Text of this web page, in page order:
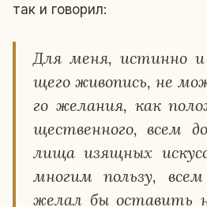
так и го­во­рил:
Для меня, ис­тин­но
ще­го жи­во­пись, не
го же­ла­ния, как
ще­ствен­но­го, всем
ли­ща изящ­ных
многим пользу,
желал бы оста­вить